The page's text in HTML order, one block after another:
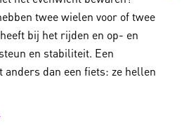
twee wielen voor of twee
bij het rijden en op- en
en stabiliteit. Een
dan een fiets: ze hellen